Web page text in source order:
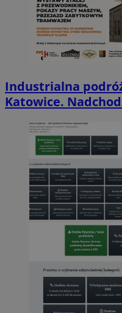
Industrialna
Katowice.